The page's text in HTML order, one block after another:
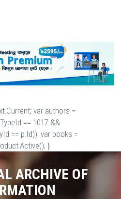
var authors =
== 1017 &&
== p.Id)); var books =
}
ARCHIVE OF